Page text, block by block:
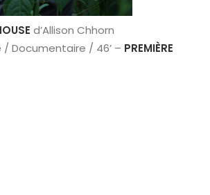
d’Allison Chhorn
/ Documentaire / 46’ – PREMIÈRE